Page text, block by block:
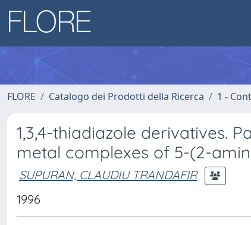
FLORE Catalogo dei Prodotti della Ricerca 1 -
1,3,4-thiadiazole derivatives.
metal complexes of 5-(2-
SUPURAN, CLAUDIU TRANDAFIR
1996